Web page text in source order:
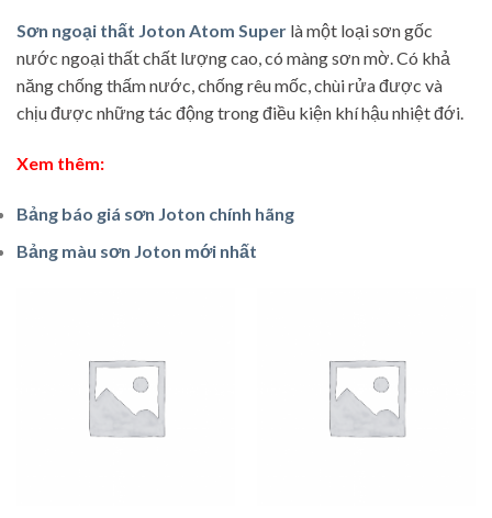
Sơn ngoại thất Joton Atom Super là một loại sơn gốc
nước ngoại thất chất lượng cao, có màng sơn mờ. Có khả
năng chống thấm nước, chống rêu mốc, chùi rửa được và
chịu được những tác động trong điều kiện khí hậu nhiệt đới.
Xem thêm:
Bảng báo giá sơn Joton chính hãng
Bảng màu sơn Joton mới nhất